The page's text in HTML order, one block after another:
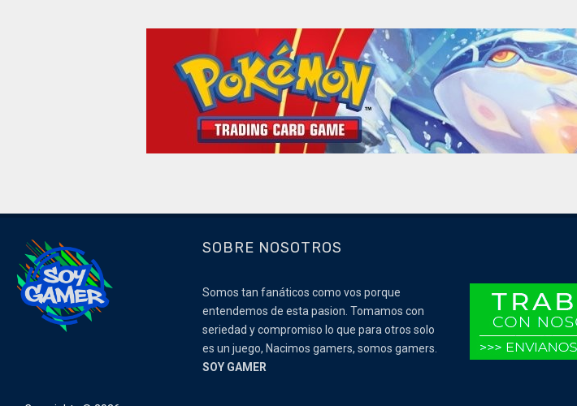
SOBRE NOSOTROS
Somos tan fanáticos como vos porque
entendemos de esta pasion. Tomamos con
seriedad y compromiso lo que para otros solo
es un juego, Nacimos gamers, somos gamers.
SOY GAMER